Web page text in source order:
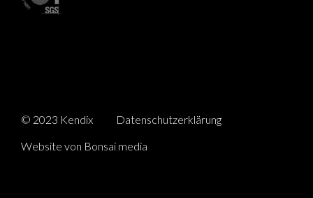
© 2023 Kendix
Datenschutzerklärung
Website von Bonsai media